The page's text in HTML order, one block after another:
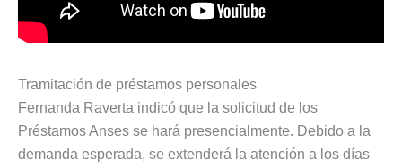
Tramitación de préstamos personales
Fernanda Raverta indicó que la solicitud de los
Préstamos Anses se hará presencialmente. Debido a la
demanda esperada, se extenderá la atención a los días